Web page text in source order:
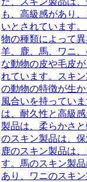
も、高級感があり
いとされています
物の種類によって異
羊、鹿、馬、ワニ
な動物の皮や毛皮
れています。スキ
の動物の特徴が生
風合いを持ってい
は、耐久性と高級
製品は、柔らかさ
のスキン製品は、保
鹿のスキン製品は
す。馬のスキン製
あり、ワニのスキ